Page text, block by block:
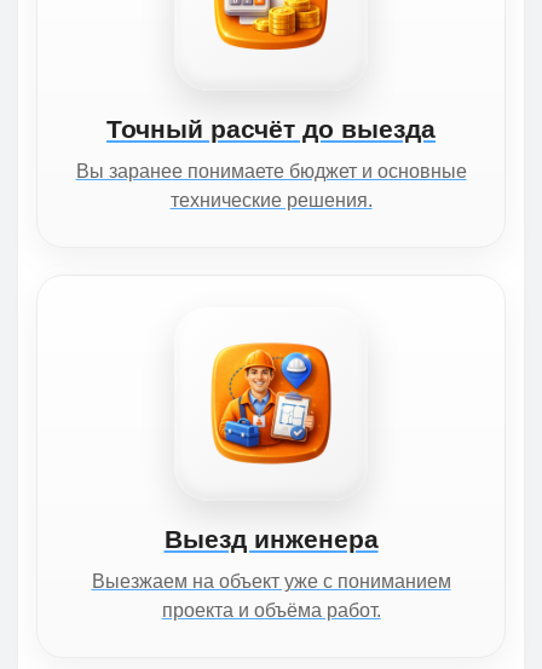
Точный расчёт до выезда
Вы заранее понимаете бюджет и основные
технические решения.
Выезд инженера
Выезжаем на объект уже с пониманием
проекта и объёма работ.